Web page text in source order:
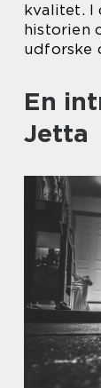
kvalitet. I
historien
udforske
En
Jetta